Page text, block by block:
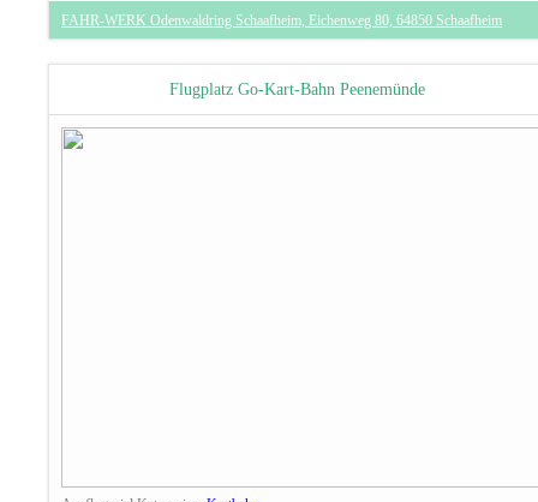
FAHR-WERK Odenwaldring Schaafheim, Eichenweg 80, 64850 Schaafheim
Flugplatz Go-Kart-Bahn Peenemünde